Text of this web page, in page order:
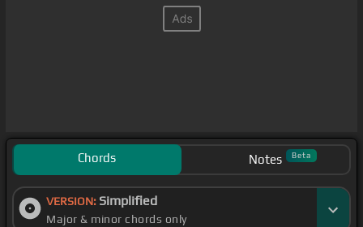
Chords Notes Beta
VERSION: Simplified
Major & minor chords only